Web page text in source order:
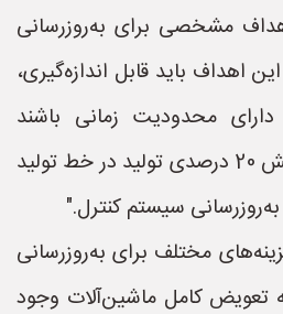
مشخصی برای به‌روزرسانی
اهداف باید قابل اندازه‌گیری،
محدودیت زمانی باشند
(SMART). مثال: "افزایش 20 درصدی تولید در خط تولید
مختلف برای به‌روزرسانی
به تعویض کامل ماشین‌آلات وجود